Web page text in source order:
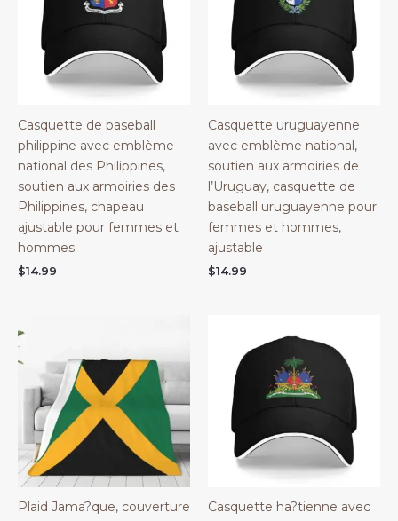
Casquette de baseball
philippine avec emblème
national des Philippines,
soutien aux armoiries des
Philippines, chapeau
ajustable pour femmes et
hommes.
$14.99
Casquette uruguayenne
avec emblème national,
soutien aux armoiries de
l’Uruguay, casquette de
baseball uruguayenne pour
femmes et hommes,
ajustable
$14.99
Plaid Jama?que, couverture
Casquette ha?tienne avec